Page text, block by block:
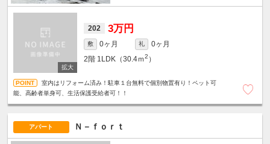
202 3万円
敷 0ヶ月 礼
0ヶ月
2階 1LDK（30.4ｍ2 ）
室内はリフォーム済み！駐車１台無料で個別物置有り！ペット可
能、高齢者単身可、生活保護受給者可！！
アパート Ｎ－ｆｏｒｔ